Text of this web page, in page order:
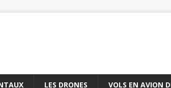
LES DRONES VOLS EN AVION